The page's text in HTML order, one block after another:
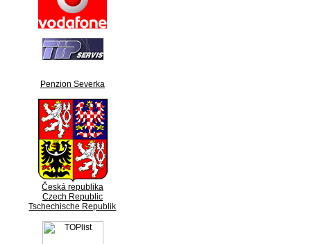
Penzion Severka
Česká republika
Czech Republic
Tschechische Republik